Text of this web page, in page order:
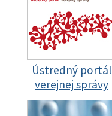
Ústredný portál
verejnej správy